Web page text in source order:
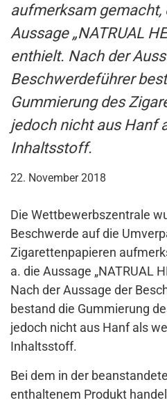
aufmerksam gemacht,
Aussage „NATRUAL
enthielt. Nach der
Beschwerdeführer
Gummierung des
jedoch nicht aus Hanf
Inhaltsstoff.
22. November 2018
Die Wettbewerbszentrale
Beschwerde auf die
Zigarettenpapieren
a. die Aussage „NATRUAL
Nach der Aussage der
bestand die Gummierung
jedoch nicht aus Hanf als
Inhaltsstoff.
Bei dem in der
enthaltenem Produkt